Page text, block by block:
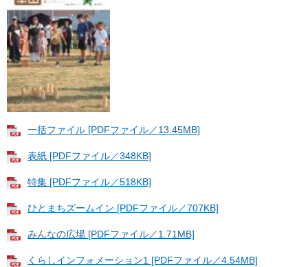
一括ファイル [PDFファイル／13.45MB]
表紙 [PDFファイル／348KB]
特集 [PDFファイル／518KB]
ひとまちズームイン [PDFファイル／707KB]
みんなの広場 [PDFファイル／1.71MB]
くらしインフォメーション1 [PDFファイル／4.54MB]